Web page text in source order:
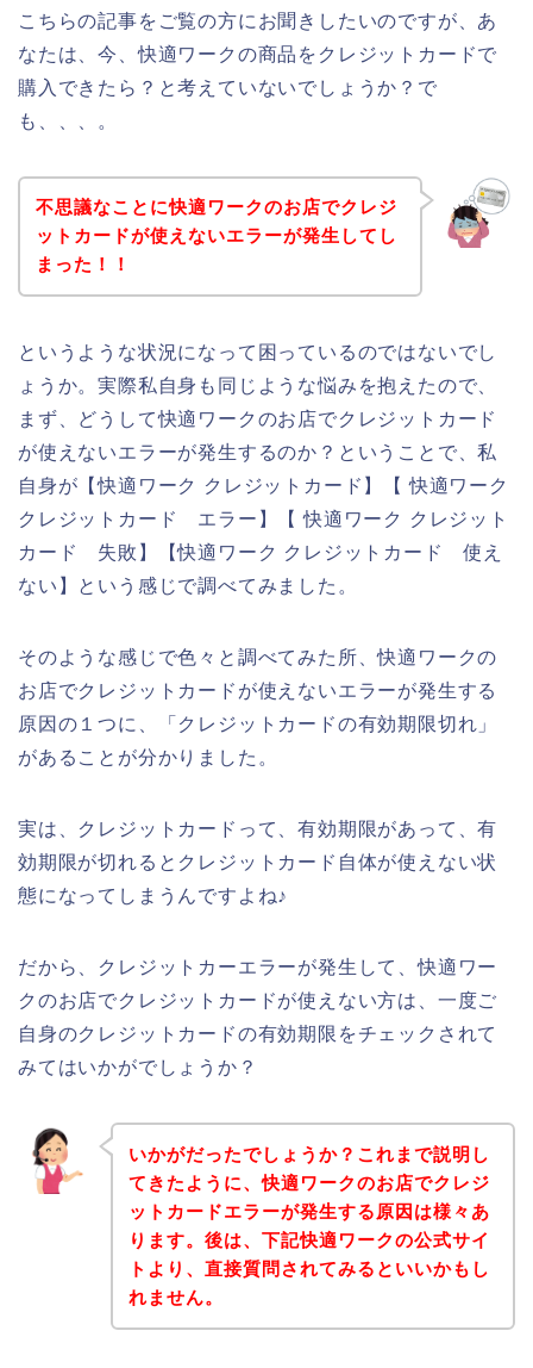
こちらの記事をご覧の方にお聞きしたいのですが、あ
なたは、今、快適ワークの商品をクレジットカードで
購入できたら？と考えていないでしょうか？で
も、、、。
不思議なことに快適ワークのお店でクレジ
ットカードが使えないエラーが発生してし
まった！！
というような状況になって困っているのではないでし
ょうか。実際私自身も同じような悩みを抱えたので、
まず、どうして快適ワークのお店でクレジットカード
が使えないエラーが発生するのか？ということで、私
自身が【快適ワーク クレジットカード】【 快適ワーク
クレジットカード エラー】【 快適ワーク クレジット
カード 失敗】【快適ワーク クレジットカード 使え
ない】という感じで調べてみました。
そのような感じで色々と調べてみた所、快適ワークの
お店でクレジットカードが使えないエラーが発生する
原因の１つに、「クレジットカードの有効期限切れ」
があることが分かりました。
実は、クレジットカードって、有効期限があって、有
効期限が切れるとクレジットカード自体が使えない状
態になってしまうんですよね♪
だから、クレジットカーエラーが発生して、快適ワー
クのお店でクレジットカードが使えない方は、一度ご
自身のクレジットカードの有効期限をチェックされて
みてはいかがでしょうか？
いかがだったでしょうか？これまで説明し
てきたように、快適ワークのお店でクレジ
ットカードエラーが発生する原因は様々あ
ります。後は、下記快適ワークの公式サイ
トより、直接質問されてみるといいかもし
れません。